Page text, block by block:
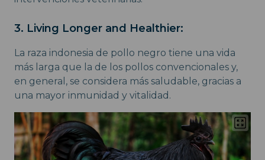
3. Living Longer and Healthier:
La raza indonesia de pollo negro tiene una vida
más larga que la de los pollos convencionales y,
en general, se considera más saludable, gracias a
una mayor inmunidad y vitalidad.